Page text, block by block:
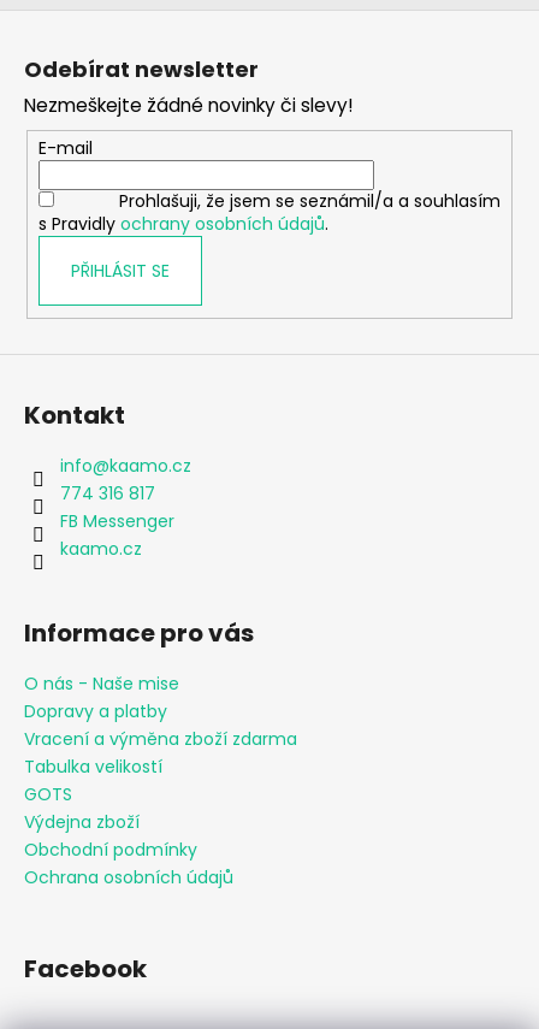
Z
Odebírat newsletter
Nezmeškejte žádné novinky či slevy!
E-mail
Prohlašuji, že jsem se seznámil/a a souhlasím
s Pravidly ochrany osobních údajů.
PŘIHLÁSIT SE
Kontakt
info@kaamo.cz
774 316 817
FB Messenger
kaamo.cz
Informace pro vás
O nás - Naše mise
Dopravy a platby
Vracení a výměna zboží zdarma
Tabulka velikostí
GOTS
Výdejna zboží
Obchodní podmínky
Ochrana osobních údajů
Facebook